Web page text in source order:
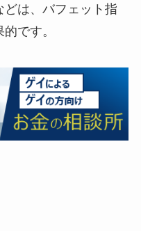
どは、バフェット指
です。